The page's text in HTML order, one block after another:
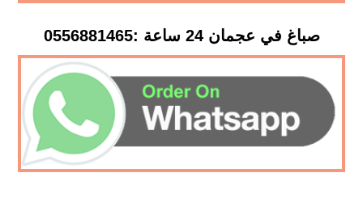
صباغ في عجمان 24 ساعة :0556881465